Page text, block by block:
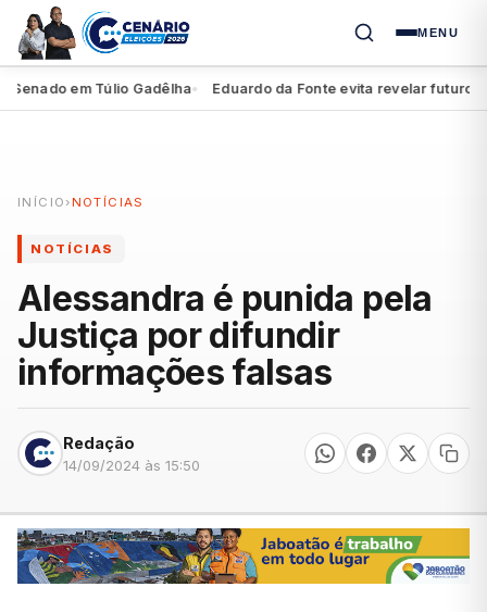
MENU
em Túlio Gadêlha● Eduardo da Fonte evita revelar futuro de
INÍCIO › NOTÍCIAS
NOTÍCIAS
Alessandra é punida pela
Justiça por difundir
informações falsas
Redação
14/09/2024 às 15:50